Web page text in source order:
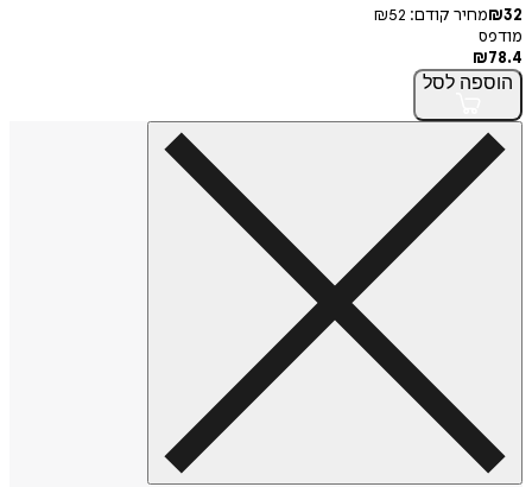
₪32 מחיר קודם: ₪52
מודפס
₪78.4
הוספה לסל